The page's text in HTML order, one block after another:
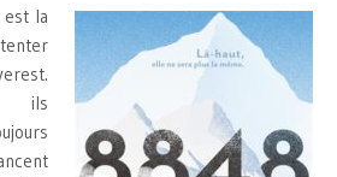
est la
ils